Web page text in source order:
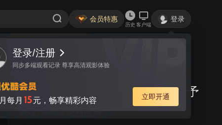
会员特惠
历史 客户端
登录
登录/注册
同步多端观看记录 尊享高清观影体验
月每月 15元，畅享精彩内容 立即开通
视频 讨论
恩施市看守所被湖北省公安厅授予
集体二等功荣誉